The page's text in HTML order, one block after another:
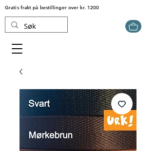
Gratis frakt på bestillinger over kr. 1200